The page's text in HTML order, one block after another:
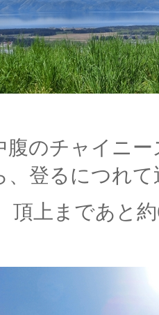
腹のチャイニ
、登るにつれ
頂上まであと